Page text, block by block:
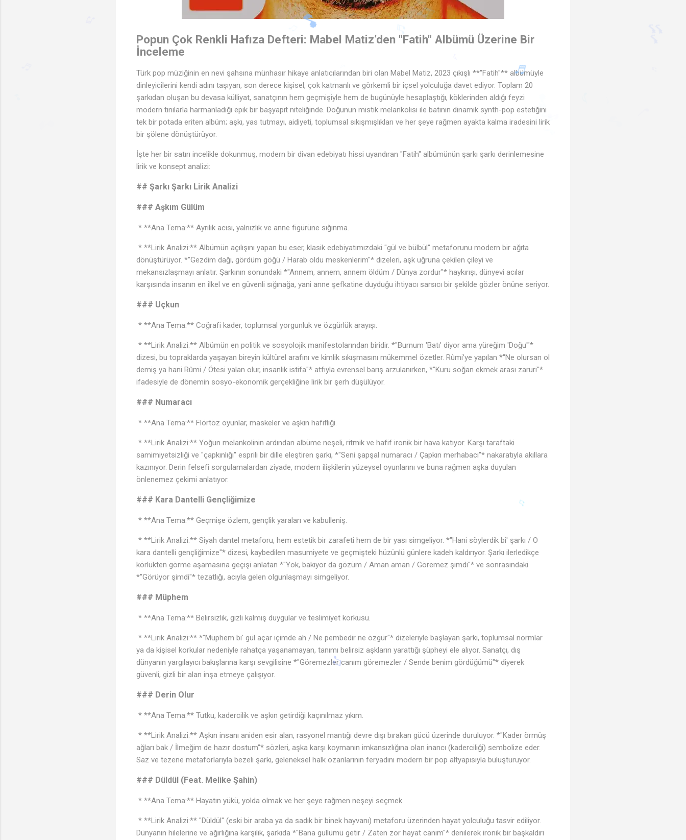
Popun Çok Renkli Hafıza Defteri: Mabel Matiz’den "Fatih" Albümü Üzerine Bir
İnceleme
Türk pop müziğinin en nevi şahsına münhasır hikaye anlatıcılarından biri olan Mabel Matiz, 2023 çıkışlı **"Fatih"** albümüyle
dinleyicilerini kendi adını taşıyan, son derece kişisel, çok katmanlı ve görkemli bir içsel yolculuğa davet ediyor. Toplam 20
şarkıdan oluşan bu devasa külliyat, sanatçının hem geçmişiyle hem de bugünüyle hesaplaştığı, köklerinden aldığı feyzi
modern tınılarla harmanladığı epik bir başyapıt niteliğinde. Doğunun mistik melankolisi ile batının dinamik synth-pop estetiğini
tek bir potada eriten albüm; aşkı, yas tutmayı, aidiyeti, toplumsal sıkışmışlıkları ve her şeye rağmen ayakta kalma iradesini lirik
bir şölene dönüştürüyor.
İşte her bir satırı incelikle dokunmuş, modern bir divan edebiyatı hissi uyandıran "Fatih" albümünün şarkı şarkı derinlemesine
lirik ve konsept analizi:
## Şarkı Şarkı Lirik Analizi
### Aşkım Gülüm
* **Ana Tema:** Ayrılık acısı, yalnızlık ve anne figürüne sığınma.
* **Lirik Analizi:** Albümün açılışını yapan bu eser, klasik edebiyatımızdaki "gül ve bülbül" metaforunu modern bir ağıta
dönüştürüyor. *"Gezdim dağı, gördüm göğü / Harab oldu meskenlerim"* dizeleri, aşk uğruna çekilen çileyi ve
mekansızlaşmayı anlatır. Şarkının sonundaki *"Annem, annem, annem öldüm / Dünya zordur"* haykırışı, dünyevi acılar
karşısında insanın en ilkel ve en güvenli sığınağa, yani anne şefkatine duyduğu ihtiyacı sarsıcı bir şekilde gözler önüne seriyor.
### Uçkun
* **Ana Tema:** Coğrafi kader, toplumsal yorgunluk ve özgürlük arayışı.
* **Lirik Analizi:** Albümün en politik ve sosyolojik manifestolarından biridir. *"Burnum 'Batı' diyor ama yüreğim 'Doğu'"*
dizesi, bu topraklarda yaşayan bireyin kültürel arafını ve kimlik sıkışmasını mükemmel özetler. Rûmi’ye yapılan *"Ne olursan ol
demiş ya hani Rûmi / Ötesi yalan olur, insanlık istifa"* atfıyla evrensel barış arzulanırken, *"Kuru soğan ekmek arası zaruri"*
ifadesiyle de dönemin sosyo-ekonomik gerçekliğine lirik bir şerh düşülüyor.
### Numaracı
* **Ana Tema:** Flörtöz oyunlar, maskeler ve aşkın hafifliği.
* **Lirik Analizi:** Yoğun melankolinin ardından albüme neşeli, ritmik ve hafif ironik bir hava katıyor. Karşı taraftaki
samimiyetsizliği ve "çapkınlığı" esprili bir dille eleştiren şarkı, *"Seni şapşal numaracı / Çapkın merhabacı"* nakaratıyla akıllara
kazınıyor. Derin felsefi sorgulamalardan ziyade, modern ilişkilerin yüzeysel oyunlarını ve buna rağmen aşka duyulan
önlenemez çekimi anlatıyor.
### Kara Dantelli Gençliğimize
* **Ana Tema:** Geçmişe özlem, gençlik yaraları ve kabulleniş.
* **Lirik Analizi:** Siyah dantel metaforu, hem estetik bir zarafeti hem de bir yası simgeliyor. *"Hani söylerdik bi' şarkı / O
kara dantelli gençliğimize"* dizesi, kaybedilen masumiyete ve geçmişteki hüzünlü günlere kadeh kaldırıyor. Şarkı ilerledikçe
körlükten görme aşamasına geçişi anlatan *"Yok, bakıyor da gözüm / Aman aman / Göremez şimdi"* ve sonrasındaki
*"Görüyor şimdi"* tezatlığı, acıyla gelen olgunlaşmayı simgeliyor.
### Müphem
* **Ana Tema:** Belirsizlik, gizli kalmış duygular ve teslimiyet korkusu.
* **Lirik Analizi:** *"Müphem bi' gül açar içimde ah / Ne pembedir ne özgür"* dizeleriyle başlayan şarkı, toplumsal normlar
ya da kişisel korkular nedeniyle rahatça yaşanamayan, tanımı belirsiz aşkların yarattığı şüpheyi ele alıyor. Sanatçı, dış
dünyanın yargılayıcı bakışlarına karşı sevgilisine *"Göremezler canım göremezler / Sende benim gördüğümü"* diyerek
güvenli, gizli bir alan inşa etmeye çalışıyor.
### Derin Olur
* **Ana Tema:** Tutku, kadercilik ve aşkın getirdiği kaçınılmaz yıkım.
* **Lirik Analizi:** Aşkın insanı aniden esir alan, rasyonel mantığı devre dışı bırakan gücü üzerinde duruluyor. *"Kader örmüş
ağları bak / İlmeğim de hazır dostum"* sözleri, aşka karşı koymanın imkansızlığına olan inancı (kaderciliği) sembolize eder.
Saz ve tezene metaforlarıyla bezeli şarkı, geleneksel halk ozanlarının feryadını modern bir pop altyapısıyla buluşturuyor.
### Düldül (Feat. Melike Şahin)
* **Ana Tema:** Hayatın yükü, yolda olmak ve her şeye rağmen neşeyi seçmek.
* **Lirik Analizi:** "Düldül" (eski bir araba ya da sadık bir binek hayvanı) metaforu üzerinden hayat yolculuğu tasvir ediliyor.
Dünyanın hilelerine ve ağırlığına karşılık, şarkıda *"Bana gullümü getir / Zaten zor hayat canım"* denilerek ironik bir başkaldırı
♪
♫
♩ 🎵
♫ ♬
🎶
♪
♪ ♬ ♫
🎶